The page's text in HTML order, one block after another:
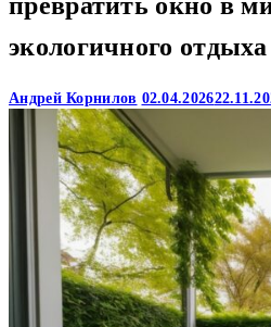
экологичного отдыха
Андрей Корнилов 02.04.2026